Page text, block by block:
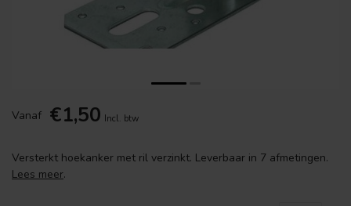
Vanaf €1,50 Incl. btw
Versterkt hoekanker met ril verzinkt. Leverbaar in 7 afmetingen.
Lees meer.